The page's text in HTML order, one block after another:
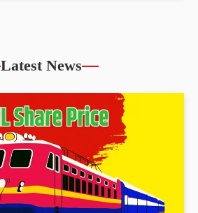
Latest News